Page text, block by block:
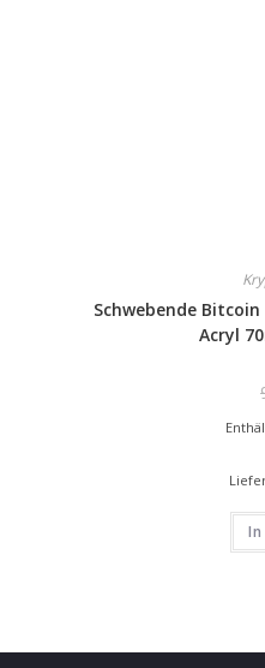
Schwebende
Acryl